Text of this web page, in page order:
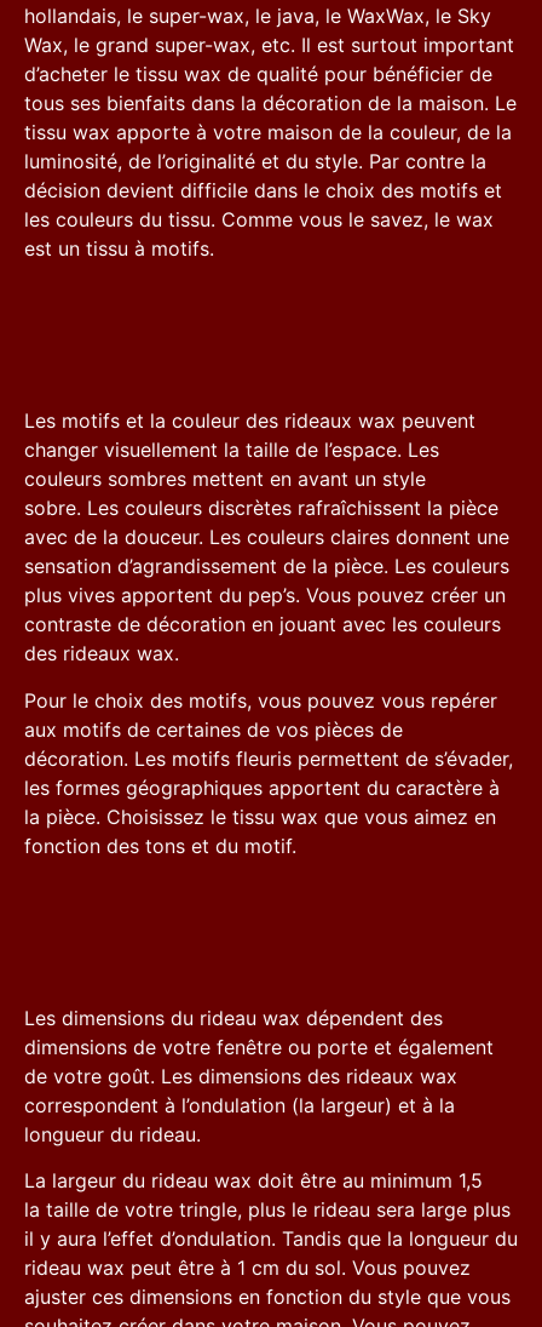
hollandais, le super-wax, le java, le WaxWax, le Sky
Wax, le grand super-wax, etc. Il est surtout important
d’acheter le tissu wax de qualité pour bénéficier de
tous ses bienfaits dans la décoration de la maison. Le
tissu wax apporte à votre maison de la couleur, de la
luminosité, de l’originalité et du style. Par contre la
décision devient difficile dans le choix des motifs et
les couleurs du tissu. Comme vous le savez, le wax
est un tissu à motifs.
Les motifs et la couleur des rideaux wax peuvent
changer visuellement la taille de l’espace. Les
couleurs sombres mettent en avant un style
sobre. Les couleurs discrètes rafraîchissent la pièce
avec de la douceur. Les couleurs claires donnent une
sensation d’agrandissement de la pièce. Les couleurs
plus vives apportent du pep’s. Vous pouvez créer un
contraste de décoration en jouant avec les couleurs
des rideaux wax.
Pour le choix des motifs, vous pouvez vous repérer
aux motifs de certaines de vos pièces de
décoration. Les motifs fleuris permettent de s’évader,
les formes géographiques apportent du caractère à
la pièce. Choisissez le tissu wax que vous aimez en
fonction des tons et du motif.
Les dimensions du rideau wax dépendent des
dimensions de votre fenêtre ou porte et également
de votre goût. Les dimensions des rideaux wax
correspondent à l’ondulation (la largeur) et à la
longueur du rideau.
La largeur du rideau wax doit être au minimum 1,5
la taille de votre tringle, plus le rideau sera large plus
il y aura l’effet d’ondulation. Tandis que la longueur du
rideau wax peut être à 1 cm du sol. Vous pouvez
ajuster ces dimensions en fonction du style que vous